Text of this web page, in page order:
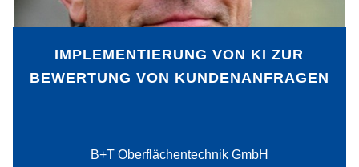
IMPLEMENTIERUNG VON KI ZUR
BEWERTUNG VON KUNDENANFRAGEN
B+T Oberflächentechnik GmbH
analysieren und zu strukturieren. Im
Fokus standen dabei die täglich
eingehenden Kundenanfragen.
PDF-Download